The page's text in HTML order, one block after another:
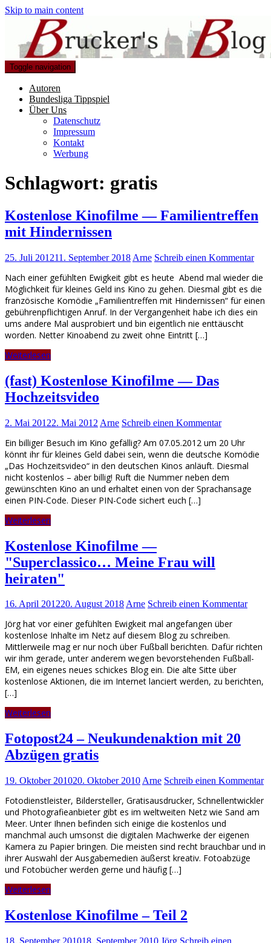
Skip to main content
Toggle navigation
Autoren
Bundesliga Tippspiel
Über Uns
Datenschutz
Impressum
Kontakt
Werbung
Schlagwort: gratis
Kostenlose Kinofilme — Familientreffen
mit Hindernissen
25. Juli 201211. September 2018 Arne Schreib einen Kommentar
Nach einer gefühlten Ewigkeit gibt es heute Abend mal wieder die
Möglichkeit für kleines Geld ins Kino zu gehen. Diesmal gibt es die
französische Komödie „Familientreffen mit Hindernissen“ für einen
gebührenpflichtigen Anruf. In der Vergangenheit habe ich dies ein
ums andere Mal ausprobiert und bin eigentlich nie enttäuscht
worden. Netter Kinoabend zu zweit ohne Eintritt […]
Weiterlesen
(fast) Kostenlose Kinofilme — Das
Hochzeitsvideo
2. Mai 20122. Mai 2012 Arne Schreib einen Kommentar
Ein billiger Besuch im Kino gefällig? Am 07.05.2012 um 20 Uhr
könnt ihr für kleines Geld dabei sein, wenn die deutsche Komödie
„Das Hochzeitsvideo“ in den deutschen Kinos anläuft. Diesmal
nicht kostenlos – aber billig! Ruft die Nummer neben dem
gewünschten Kino an und erhaltet einen von der Sprachansage
einen PIN-Code. Dieser PIN-Code sichert euch […]
Weiterlesen
Kostenlose Kinofilme —
"Superclassico… Meine Frau will
heiraten"
16. April 201220. August 2018Arne Schreib einen Kommentar
Jörg hat vor einer gefühlten Ewigkeit mal angefangen über
kostenlose Inhalte im Netz auf diesem Blog zu schreiben.
Mittlerweile mag er nur noch über Fußball berichten. Dafür richten
wir ihm gerade, unter anderem wegen bevorstehenden Fußball-
EM, ein eigenes neues schickes Blog ein. Die alte Sitte über
kostenlose Aktionen, die im Internet lanciert werden, zu berichten,
[…]
Weiterlesen
Fotopost24 – Neukundenaktion mit 20
Abzügen gratis
19. Oktober 201020. Oktober 2010 Arne Schreib einen Kommentar
Fotodienstleister, Bildersteller, Gratisausdrucker, Schnellentwickler
und Photografieanbieter gibt es im weltweiten Netz wie Sand am
Meer. Unter Ihnen befinden sich einige die kostenlos und
manchmal auch umsonst die digitalen Machwerke der eigenen
Kamera zu Papier bringen. Die meisten sind recht brauchbar und in
ihrer Auswahl der Ausgabemedien äußerst kreativ. Fotoabzüge
und Fotobücher werden gerne und häufig […]
Weiterlesen
Kostenlose Kinofilme – Teil 2
18. September 201018. September 2010 Jörg Schreib einen